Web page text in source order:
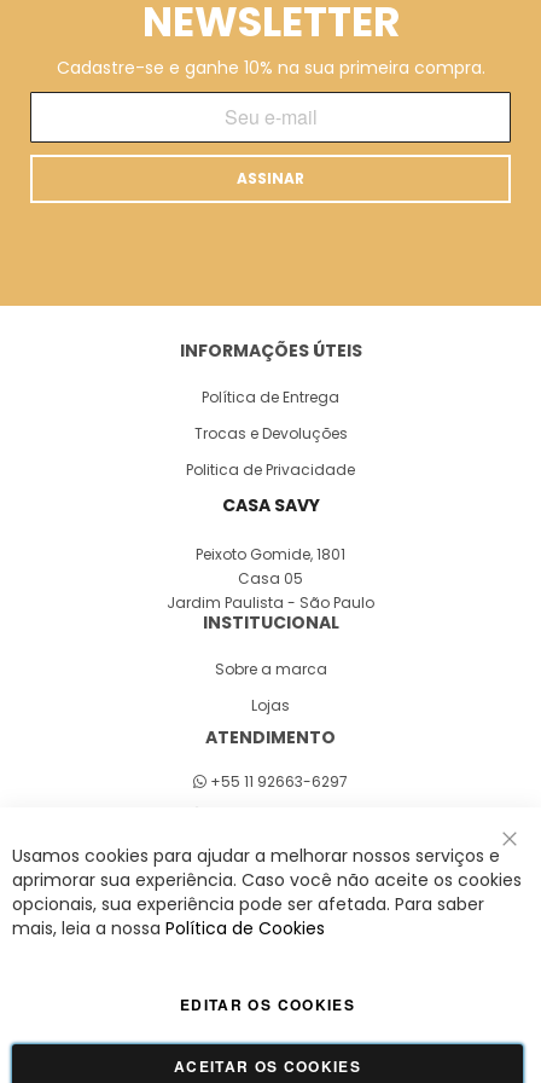
NEWSLETTER
Cadastre-se e ganhe 10% na sua primeira compra.
ASSINAR
INFORMAÇÕES ÚTEIS
Política de Entrega
Trocas e Devoluções
Politica de Privacidade
CASA SAVY
Peixoto Gomide, 1801
Casa 05
Jardim Paulista - São Paulo
INSTITUCIONAL
Sobre a marca
Lojas
ATENDIMENTO
+55 11 92663-6297
A Savy é uma lifestyle brand. Uma marca que promove fluidez para viver
o agora com leveza, cor e estilo.
GUADALUPE COMERCIO LTDA - 42.509.755/0001-66 | Tecnologia e Design:
Usamos cookies para ajudar a melhorar nossos serviços e
aprimorar sua experiência. Caso você não aceite os cookies
opcionais, sua experiência pode ser afetada. Para saber
mais, leia a nossa Política de Cookies
ACEITAR OS COOKIES
EDITAR OS COOKIES